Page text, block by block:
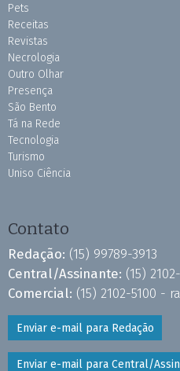
Pets
Receitas
Revistas
Necrologia
Outro Olhar
Presença
São Bento
Tá na Rede
Tecnologia
Turismo
Uniso Ciência
Contato
Redação: (15) 99789-3913
Central/Assinante: (15)
Comercial: (15) 2102-5100 -
Enviar e-mail para Redação
Enviar e-mail para Central/